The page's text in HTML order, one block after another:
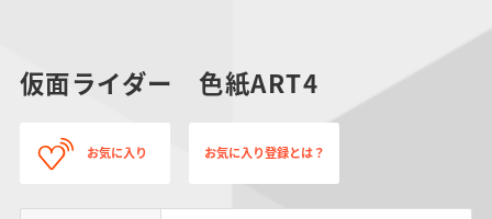
仮面ライダー 色紙ART4
お気に入り お気に入り登録とは？